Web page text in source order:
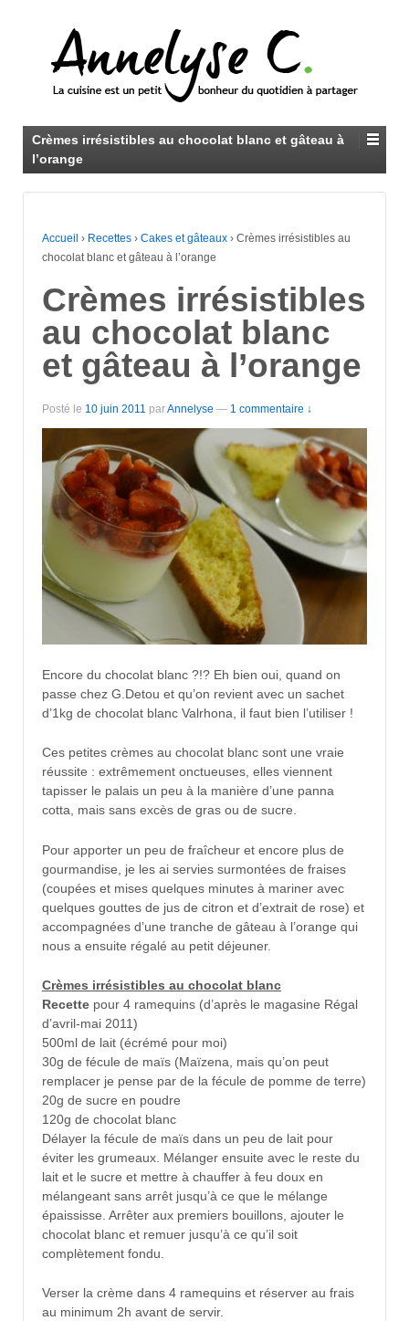
Crèmes irrésistibles au chocolat blanc et gâteau à
l’orange
Accueil › Recettes › Cakes et gâteaux › Crèmes irrésistibles au
chocolat blanc et gâteau à l’orange
Crèmes irrésistibles
au chocolat blanc
et gâteau à l’orange
Posté le 10 juin 2011 parAnnelyse — 1 commentaire ↓
Encore du chocolat blanc ?!? Eh bien oui, quand on
passe chez G.Detou et qu’on revient avec un sachet
d’1kg de chocolat blanc Valrhona, il faut bien l’utiliser !
Ces petites crèmes au chocolat blanc sont une vraie
réussite : extrêmement onctueuses, elles viennent
tapisser le palais un peu à la manière d’une panna
cotta, mais sans excès de gras ou de sucre.
Pour apporter un peu de fraîcheur et encore plus de
gourmandise, je les ai servies surmontées de fraises
(coupées et mises quelques minutes à mariner avec
quelques gouttes de jus de citron et d’extrait de rose) et
accompagnées d’une tranche de gâteau à l’orange qui
nous a ensuite régalé au petit déjeuner.
Crèmes irrésistibles au chocolat blanc
Recette pour 4 ramequins (d’après le magasine Régal
d’avril-mai 2011)
500ml de lait (écrémé pour moi)
30g de fécule de maïs (Maïzena, mais qu’on peut
remplacer je pense par de la fécule de pomme de terre)
20g de sucre en poudre
120g de chocolat blanc
Délayer la fécule de maïs dans un peu de lait pour
éviter les grumeaux. Mélanger ensuite avec le reste du
lait et le sucre et mettre à chauffer à feu doux en
mélangeant sans arrêt jusqu’à ce que le mélange
épaississe. Arrêter aux premiers bouillons, ajouter le
chocolat blanc et remuer jusqu’à ce qu’il soit
complètement fondu.
Verser la crème dans 4 ramequins et réserver au frais
au minimum 2h avant de servir.